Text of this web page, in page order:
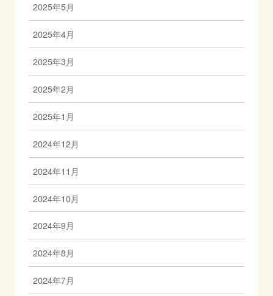
2025年5月
2025年4月
2025年3月
2025年2月
2025年1月
2024年12月
2024年11月
2024年10月
2024年9月
2024年8月
2024年7月